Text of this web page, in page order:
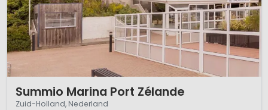
Summio Marina Port Zélande
Zuid-Holland, Nederland